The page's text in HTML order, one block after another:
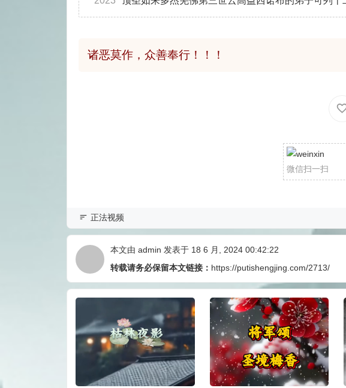
诸恶莫作，众善奉行！！！
微信扫一扫
正法视频
本文由 admin 发表于 18 6 月, 2024 00:42:22
转载请务必保留本文链接： https://putishengjing.com/2713/